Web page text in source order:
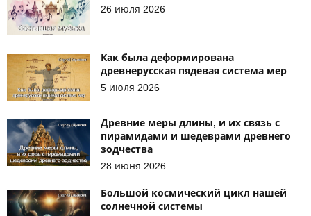
26 июля 2026
Как была деформирована
древнерусская пядевая система мер
5 июля 2026
Древние меры длины, и их связь с
пирамидами и шедеврами древнего
зодчества
28 июня 2026
Большой космический цикл нашей
солнечной системы